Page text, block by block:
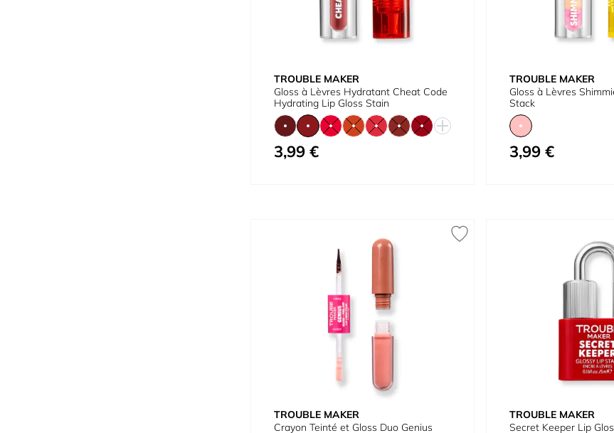
TROUBLE MAKER
Gloss à Lèvres Hydratant Cheat Code
Hydrating Lip Gloss Stain
À partir de
3,99 €
TROUBLE MAKER
Gloss à Lèvres
Stack
À partir de
3,99 €
TROUBLE MAKER
Crayon Teinté et Gloss Duo Genius
TROUBLE MAKER
Secret Keeper Lip